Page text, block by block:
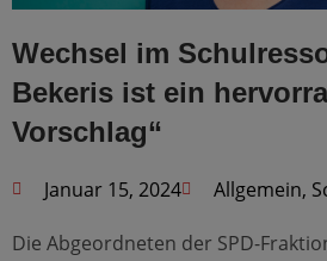
Wechsel im
Bekeris ist ein
Vorschlag“
Januar 15, 2024 Allgemein,
Die Abgeordneten der SPD-